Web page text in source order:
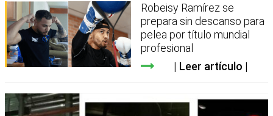
Robeisy Ramírez se
prepara sin descanso para
pelea por título mundial
profesional
Leer artículo